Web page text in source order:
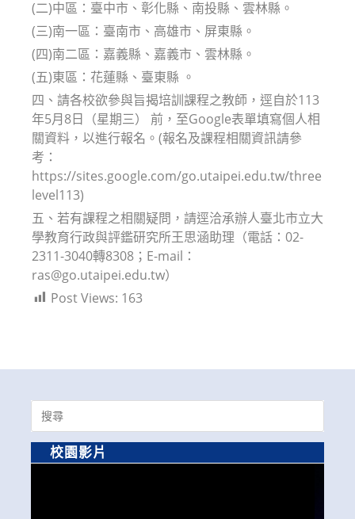
(二)中區：臺中市、彰化縣、南投縣、雲林縣。
(三)南一區：臺南市、高雄市、屏東縣。
(四)南二區：嘉義縣、嘉義市、雲林縣。
(五)東區：花蓮縣、臺東縣 。
四、請各校欲參與旨揭培訓課程之教師，逕自於113
年5月8日（星期三） 前，至Google表單填寫個人相
關資料，以進行報名。(報名及課程相關資訊請參
考：
https://sites.google.com/go.utaipei.edu.tw/three
level113)
五、若有課程之相關疑問，請逕洽承辦人臺北市立大
學教育行政與評鑑研究所王思涵助理（電話：02-
2311-3040轉8308；E-mail：
ras@go.utaipei.edu.tw）
Post Views: 163
Search
for:
校園影片